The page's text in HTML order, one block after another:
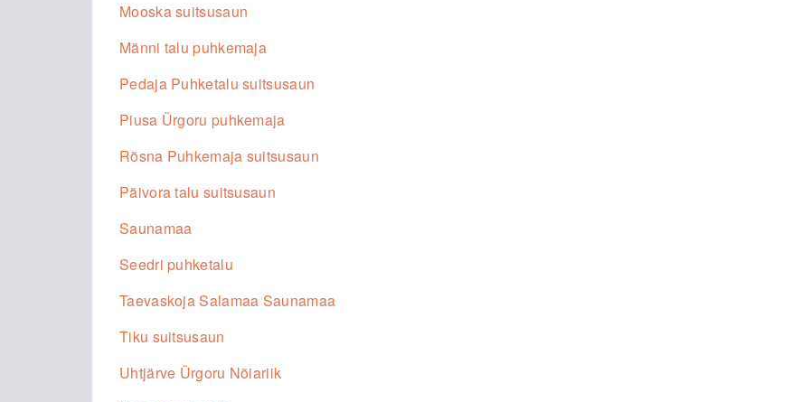
Mooska suitsusaun
Männi talu puhkemaja
Pedaja Puhketalu suitsusaun
Piusa Ürgoru puhkemaja
Rõsna Puhkemaja suitsusaun
Päivora talu suitsusaun
Saunamaa
Seedri puhketalu
Taevaskoja Salamaa Saunamaa
Tiku suitsusaun
Uhtjärve Ürgoru Nõiariik